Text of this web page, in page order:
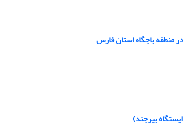
منطقه باجگاه استان فارس